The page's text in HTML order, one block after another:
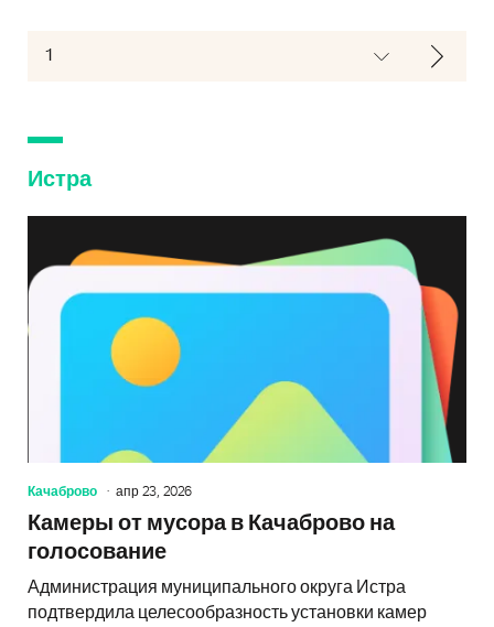
Истра
Качаброво апр 23, 2026
Камеры от мусора в Качаброво на
голосование
Администрация муниципального округа Истра
подтвердила целесообразность установки камер